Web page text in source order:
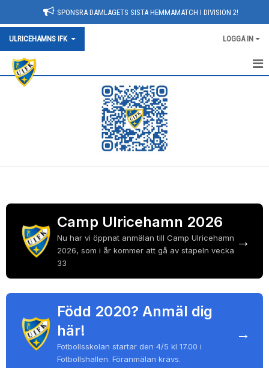
SPONSRA DAMLAGETS SISTA HEMMAMATCH I DIVISION 2!
ULRICEHAMNS IFK LOGGA IN
HEM
ARRANGEMANG
DOKUMENT
FOTBOLLSHALLEN
INTEGRITETSPOLICY
Camp Ulricehamn 2026
Nu har vi öppnat anmälan till Camp Ulricehamn
2026, som i år kommer att gå av stapeln vecka
33
→
Född 2020? Anmäl dig
här!
Fotbollsskolan startar den 4/5 kl 17.00 i
Fotbollshallen. Föranmälan krävs.
→